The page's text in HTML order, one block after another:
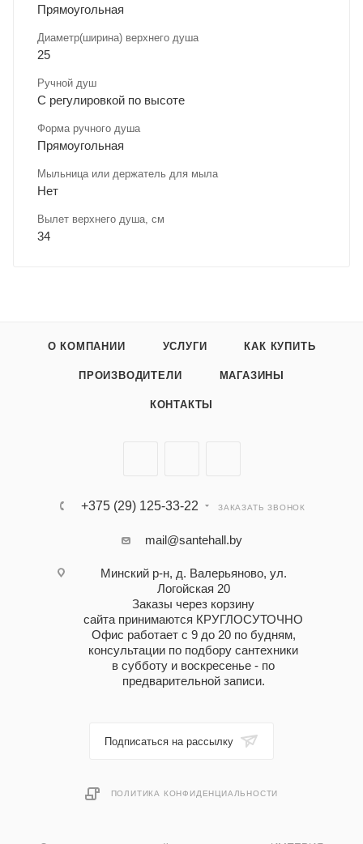
Прямоугольная
Диаметр(ширина) верхнего душа
25
Ручной душ
С регулировкой по высоте
Форма ручного душа
Прямоугольная
Мыльница или держатель для мыла
Нет
Вылет верхнего душа, см
34
О КОМПАНИИ УСЛУГИ КАК КУПИТЬ
ПРОИЗВОДИТЕЛИ МАГАЗИНЫ
КОНТАКТЫ
+375 (29) 125-33-22 ЗАКАЗАТЬ ЗВОНОК
mail@santehall.by
Минский р-н, д. Валерьяново, ул.
Логойская 20
Заказы через корзину
сайта принимаются КРУГЛОСУТОЧНО
Офис работает с 9 до 20 по будням,
консультации по подбору сантехники
в субботу и воскресенье - по
предварительной записи.
Подписаться на рассылку
ПОЛИТИКА КОНФИДЕНЦИАЛЬНОСТИ